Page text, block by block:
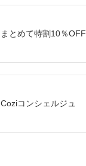
まとめて特割10％OFF
Coziコンシェルジュ